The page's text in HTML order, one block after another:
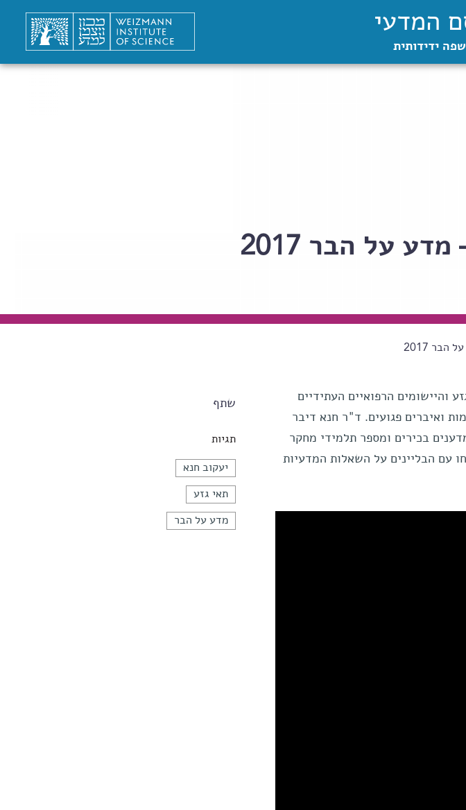
המדעי
ידידותית
על הבר 2017
2017
שתף
תגיות
יעקוב חנא
תאי גזע
מדע על הבר
והיישומים הרפואיים העתידיים
ואיברים פגועים. ד"ר חנא דיבר
2017" שבמהלכם עשרות מדענים בכירים ומספר תלמידי מחקר
עם הבליינים על השאלות המדעיות